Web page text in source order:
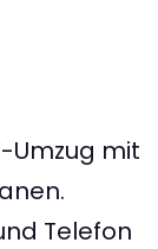
Umzug mit
Telefon